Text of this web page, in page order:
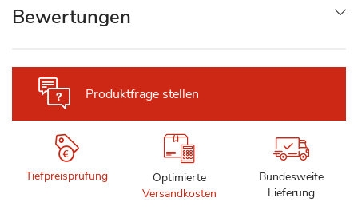
Produktfrage stellen
Tiefpreisprüfung
Optimierte
Versandkosten
Bundesweite
Lieferung
Bewertungen